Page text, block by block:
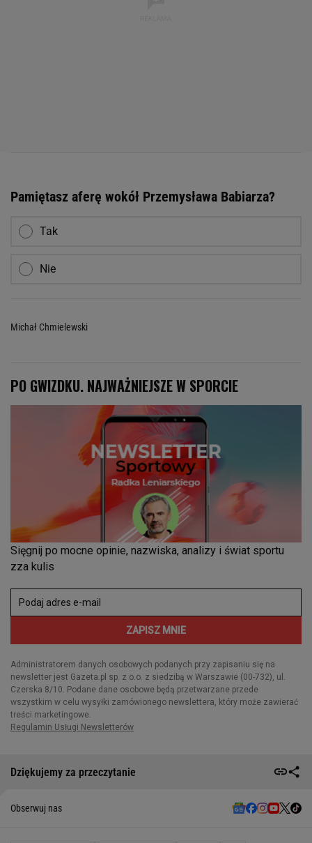
Pamiętasz aferę wokół Przemysława Babiarza?
Tak
Nie
Michał Chmielewski
Dziękujemy za przeczytanie
Obserwuj nas